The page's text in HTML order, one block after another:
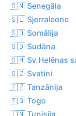
🇸🇳 Senegāla
🇸🇱 Sjerraleone
🇸🇴 Somālija
🇸🇩 Sudāna
🇸🇭 Sv.Helēnas
🇸🇿 Svatini
🇹🇿 Tanzānija
🇹🇬 Togo
🇹🇳 Tunisija